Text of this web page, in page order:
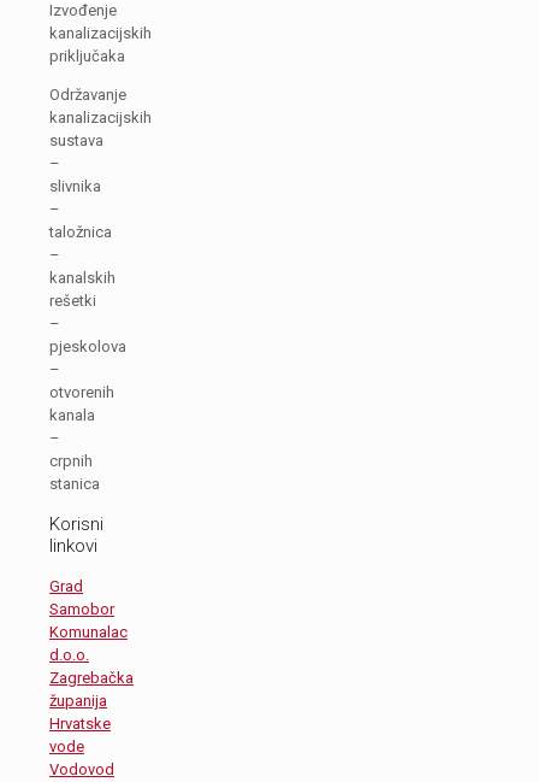
Izvođenje
kanalizacijskih
priključaka
Održavanje
kanalizacijskih
sustava
–
slivnika
–
taložnica
–
kanalskih
rešetki
–
pjeskolova
–
otvorenih
kanala
–
crpnih
stanica
Korisni
linkovi
Grad
Samobor
Komunalac
d.o.o.
Zagrebačka
županija
Hrvatske
vode
Vodovod